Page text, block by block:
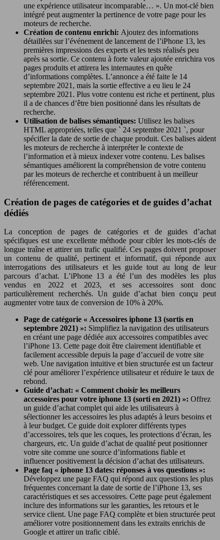
une expérience utilisateur incomparable… ». Un mot-clé bien
intégré peut augmenter la pertinence de votre page pour les
moteurs de recherche.
Création de contenu enrichi: Ajoutez des informations
détaillées sur l’événement de lancement de l’iPhone 13, les
premières impressions des experts et les tests réalisés peu
après sa sortie. Ce contenu à forte valeur ajoutée enrichira vos
pages produits et attirera les internautes en quête
d’informations complètes. L’annonce a été faite le 14
septembre 2021, mais la sortie effective a eu lieu le 24
septembre 2021. Plus votre contenu est riche et pertinent, plus
il a de chances d’être bien positionné dans les résultats de
recherche.
Utilisation de balises sémantiques: Utilisez les balises
HTML appropriées, telles que ` 24 septembre 2021 `, pour
spécifier la date de sortie de chaque produit. Ces balises aident
les moteurs de recherche à interpréter le contexte de
l’information et à mieux indexer votre contenu. Les balises
sémantiques améliorent la compréhension de votre contenu
par les moteurs de recherche et contribuent à un meilleur
référencement.
Création de pages de catégories et de guides d’achat
dédiés
La conception de pages de catégories et de guides d’achat
spécifiques est une excellente méthode pour cibler les mots-clés de
longue traîne et attirer un trafic qualifié. Ces pages doivent proposer
un contenu de qualité, pertinent et informatif, qui réponde aux
interrogations des utilisateurs et les guide tout au long de leur
parcours d’achat. L’iPhone 13 a été l’un des modèles les plus
vendus en 2022 et 2023, et ses accessoires sont donc
particulièrement recherchés. Un guide d’achat bien conçu peut
augmenter votre taux de conversion de 10% à 20%.
Page de catégorie « Accessoires iphone 13 (sortis en
septembre 2021) »: Simplifiez la navigation des utilisateurs
en créant une page dédiée aux accessoires compatibles avec
l’iPhone 13. Cette page doit être clairement identifiable et
facilement accessible depuis la page d’accueil de votre site
web. Une navigation intuitive et bien structurée est un facteur
clé pour améliorer l’expérience utilisateur et réduire le taux de
rebond.
Guide d’achat: « Comment choisir les meilleurs
accessoires pour votre iphone 13 (sorti en 2021) »: Offrez
un guide d’achat complet qui aide les utilisateurs à
sélectionner les accessoires les plus adaptés à leurs besoins et
à leur budget. Ce guide doit explorer différents types
d’accessoires, tels que les coques, les protections d’écran, les
chargeurs, etc. Un guide d’achat de qualité peut positionner
votre site comme une source d’informations fiable et
influencer positivement la décision d’achat des utilisateurs.
Page faq « iphone 13 dates: réponses à vos questions »:
Développez une page FAQ qui répond aux questions les plus
fréquentes concernant la date de sortie de l’iPhone 13, ses
caractéristiques et ses accessoires. Cette page peut également
inclure des informations sur les garanties, les retours et le
service client. Une page FAQ complète et bien structurée peut
améliorer votre positionnement dans les extraits enrichis de
Google et attirer un trafic ciblé.